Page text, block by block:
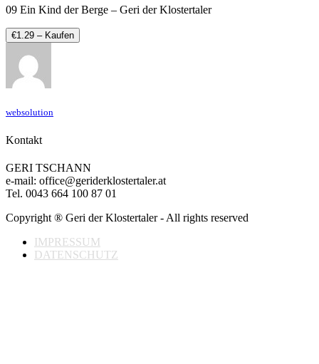
09 Ein Kind der Berge – Geri der Klostertaler
€1.29 – Kaufen
websolution
Kontakt
GERI TSCHANN
e-mail: office@geriderklostertaler.at
Tel. 0043 664 100 87 01
Copyright ® Geri der Klostertaler - All rights reserved
IMPRESSUM
DATENSCHUTZ